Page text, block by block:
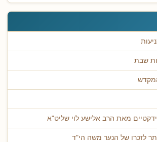
שבת
מאת הרב אלישע לוי שליט"א
לזכרו של הנער משה הי"ד